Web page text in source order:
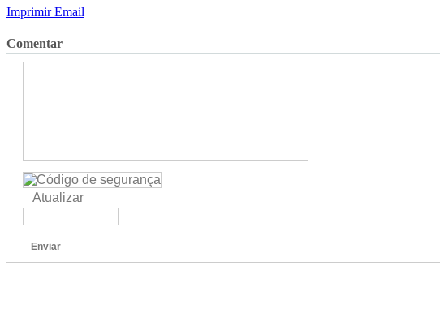
ImprimirEmail
Comentar
Atualizar
Enviar